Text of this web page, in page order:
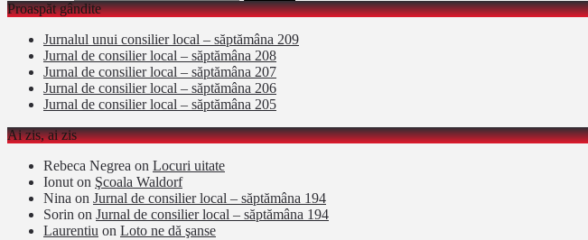
Proaspăt gândite
Jurnalul unui consilier local – săptămâna 209
Jurnal de consilier local – săptămâna 208
Jurnal de consilier local – săptămâna 207
Jurnal de consilier local – săptămâna 206
Jurnal de consilier local – săptămâna 205
Ai zis, ai zis
Rebeca Negrea on Locuri uitate
Ionut on Şcoala Waldorf
Nina on Jurnal de consilier local – săptămâna 194
Sorin on Jurnal de consilier local – săptămâna 194
Laurentiu on Loto ne dă şanse